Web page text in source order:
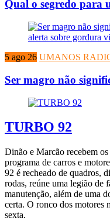
Qual o segredo para
5 ago 26 UMANOS
Ser magro não
TURBO 92
Dinão e Marcão recebem
programa de carros e
92 é recheado de quadros,
rodas, reúne uma legião de
manutenção, além de uma
certa. O ronco dos motores
sexta.